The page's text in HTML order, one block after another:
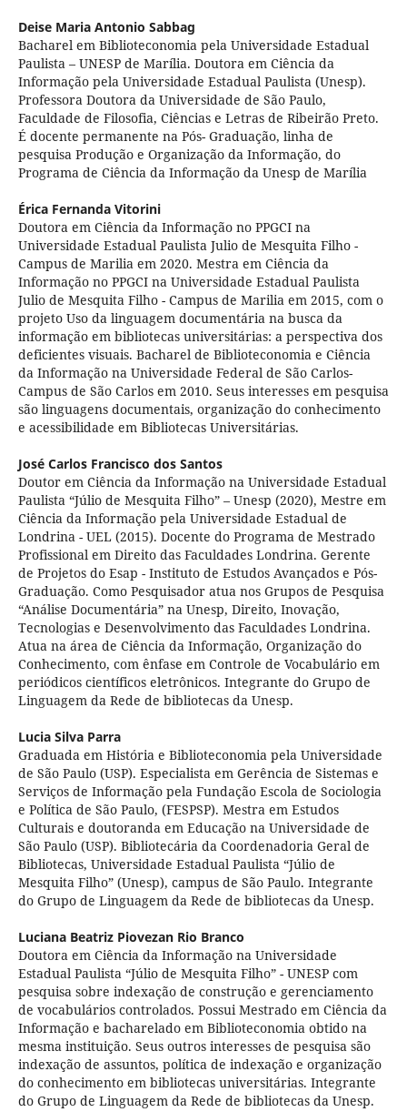
Deise Maria Antonio Sabbag
Bacharel em Biblioteconomia pela Universidade Estadual
Paulista – UNESP de Marília. Doutora em Ciência da
Informação pela Universidade Estadual Paulista (Unesp).
Professora Doutora da Universidade de São Paulo,
Faculdade de Filosofia, Ciências e Letras de Ribeirão Preto.
É docente permanente na Pós- Graduação, linha de
pesquisa Produção e Organização da Informação, do
Programa de Ciência da Informação da Unesp de Marília
Érica Fernanda Vitorini
Doutora em Ciência da Informação no PPGCI na
Universidade Estadual Paulista Julio de Mesquita Filho -
Campus de Marilia em 2020. Mestra em Ciência da
Informação no PPGCI na Universidade Estadual Paulista
Julio de Mesquita Filho - Campus de Marilia em 2015, com o
projeto Uso da linguagem documentária na busca da
informação em bibliotecas universitárias: a perspectiva dos
deficientes visuais. Bacharel de Biblioteconomia e Ciência
da Informação na Universidade Federal de São Carlos-
Campus de São Carlos em 2010. Seus interesses em pesquisa
são linguagens documentais, organização do conhecimento
e acessibilidade em Bibliotecas Universitárias.
José Carlos Francisco dos Santos
Doutor em Ciência da Informação na Universidade Estadual
Paulista “Júlio de Mesquita Filho” – Unesp (2020), Mestre em
Ciência da Informação pela Universidade Estadual de
Londrina - UEL (2015). Docente do Programa de Mestrado
Profissional em Direito das Faculdades Londrina. Gerente
de Projetos do Esap - Instituto de Estudos Avançados e Pós-
Graduação. Como Pesquisador atua nos Grupos de Pesquisa
“Análise Documentária” na Unesp, Direito, Inovação,
Tecnologias e Desenvolvimento das Faculdades Londrina.
Atua na área de Ciência da Informação, Organização do
Conhecimento, com ênfase em Controle de Vocabulário em
periódicos científicos eletrônicos. Integrante do Grupo de
Linguagem da Rede de bibliotecas da Unesp.
Lucia Silva Parra
Graduada em História e Biblioteconomia pela Universidade
de São Paulo (USP). Especialista em Gerência de Sistemas e
Serviços de Informação pela Fundação Escola de Sociologia
e Política de São Paulo, (FESPSP). Mestra em Estudos
Culturais e doutoranda em Educação na Universidade de
São Paulo (USP). Bibliotecária da Coordenadoria Geral de
Bibliotecas, Universidade Estadual Paulista “Júlio de
Mesquita Filho” (Unesp), campus de São Paulo. Integrante
do Grupo de Linguagem da Rede de bibliotecas da Unesp.
Luciana Beatriz Piovezan Rio Branco
Doutora em Ciência da Informação na Universidade
Estadual Paulista “Júlio de Mesquita Filho” - UNESP com
pesquisa sobre indexação de construção e gerenciamento
de vocabulários controlados. Possui Mestrado em Ciência da
Informação e bacharelado em Biblioteconomia obtido na
mesma instituição. Seus outros interesses de pesquisa são
indexação de assuntos, política de indexação e organização
do conhecimento em bibliotecas universitárias. Integrante
do Grupo de Linguagem da Rede de bibliotecas da Unesp.